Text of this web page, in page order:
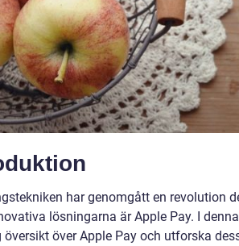
har genomgått en revolution
lösningarna är Apple Pay. I
översikt över Apple Pay och utforska